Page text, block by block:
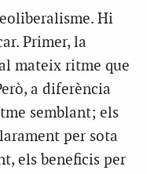
Hi
Primer, la
mateix ritme que
a diferència
semblant; els
per sota
els beneficis per